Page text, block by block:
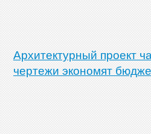
Архитектурный проект
чертежи экономят